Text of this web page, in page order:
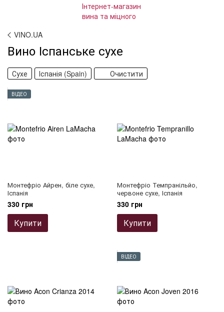
VINO.UA
Вино Іспанське сухе
Сухе Іспанія (Spain) Очистити
ВІДЕО
Монтефріо Айрен, біле сухе,
Іспанія
330 грн
Купити
Монтефріо Темпранільйо,
червоне сухе, Іспанія
330 грн
Купити
ВІДЕО